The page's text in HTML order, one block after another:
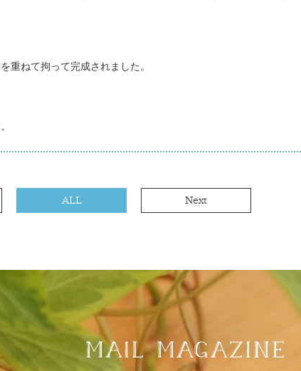
重ねて拘って完成されました。
ALL Next